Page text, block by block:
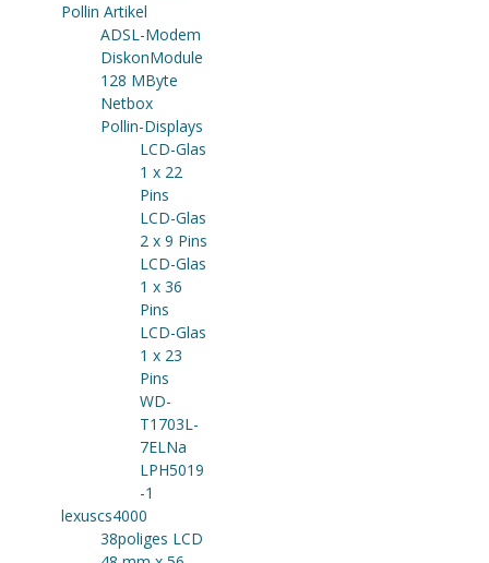
Pollin Artikel
ADSL-Modem
DiskonModule
128 MByte
Netbox
Pollin-Displays
LCD-Glas
1 x 22
Pins
LCD-Glas
2 x 9 Pins
LCD-Glas
1 x 36
Pins
LCD-Glas
1 x 23
Pins
WD-
T1703L-
7ELNa
LPH5019
-1
lexuscs4000
38poliges LCD